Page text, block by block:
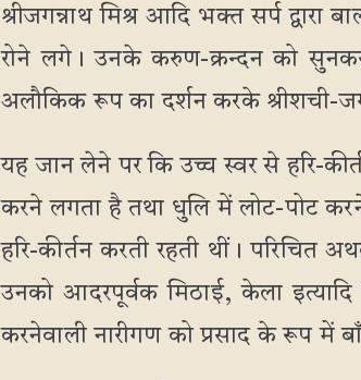
श्रीजगन्नाथ मिश्र आदि भक्त सर्प
रोने लगे। उनके करुण-क्रन्दन को
अलौकिक रूप का दर्शन करके श्रीशची-
यह जान लेने पर कि उच्च स्वर से हरि-
करने लगता है तथा धुलि में लोट-पोट
हरि-कीर्तन करती रहती थीं।
उनको आदरपूर्वक मिठाई, केला
करनेवाली नारीगण को प्रसाद के रूप में